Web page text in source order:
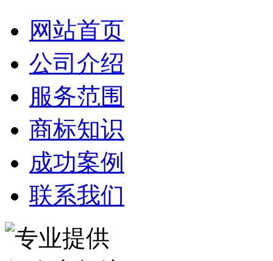
网站首页
公司介绍
服务范围
商标知识
成功案例
联系我们